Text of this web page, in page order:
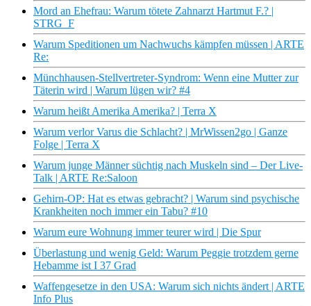
Mord an Ehefrau: Warum tötete Zahnarzt Hartmut F.? |
STRG_F
Warum Speditionen um Nachwuchs kämpfen müssen | ARTE
Re:
Münchhausen-Stellvertreter-Syndrom: Wenn eine Mutter zur
Täterin wird | Warum lügen wir? #4
Warum heißt Amerika Amerika? | Terra X
Warum verlor Varus die Schlacht? | MrWissen2go | Ganze
Folge | Terra X
Warum junge Männer süchtig nach Muskeln sind – Der Live-
Talk | ARTE Re:Saloon
Gehirn-OP: Hat es etwas gebracht? | Warum sind psychische
Krankheiten noch immer ein Tabu? #10
Warum eure Wohnung immer teurer wird | Die Spur
Überlastung und wenig Geld: Warum Peggie trotzdem gerne
Hebamme ist I 37 Grad
Waffengesetze in den USA: Warum sich nichts ändert | ARTE
Info Plus